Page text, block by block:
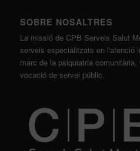
SOBRE NOSALTRES
La missió de CPB Serveis Salut
serveis especialitzats en l'atenció
marc de la psiquiatria
vocació de servei públic.